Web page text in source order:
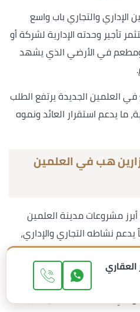
والتجاري باب واسع
تأجير وحدته الإدارية لشركة أو
في الأرضي الذي يشهد
العلمين الجديدة يرتفع الطلب
ما يدعم استقرار العائد ونموه
هب في العلمين
مشروعات مدينة العلمين
نشاطه التجاري والإداري،
: مشروع سكني وتجاري